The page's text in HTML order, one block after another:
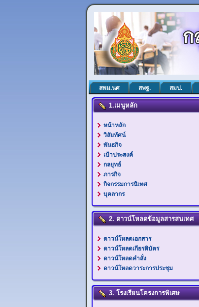
สพม.นศ สพฐ. สมป.
1.เมนูหลัก
หน้าหลัก
วิสัยทัศน์
พันธกิจ
เป้าประสงค์
กลยุทธ์
ภารกิจ
กิจกรรมการนิเทศ
บุคลากร
2. ดาวน์โหลดข้อมูลสารสนเทศ
ดาวน์โหลดเอกสาร
ดาวน์โหลดเกียรติบัตร
ดาวน์โหลดคำสั่ง
ดาวน์โหลดวาระการประชุม
3. โรงเรียนโครงการพิเศษ